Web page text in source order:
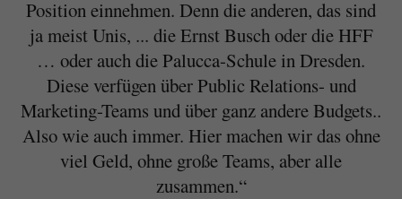
Position einnehmen. Denn die anderen, das sind
ja meist Unis, ... die Ernst Busch oder die HFF
… oder auch die Palucca-Schule in Dresden.
Diese verfügen über Public Relations- und
Marketing-Teams und über ganz andere Budgets..
Also wie auch immer. Hier machen wir das ohne
viel Geld, ohne große Teams, aber alle
zusammen.“